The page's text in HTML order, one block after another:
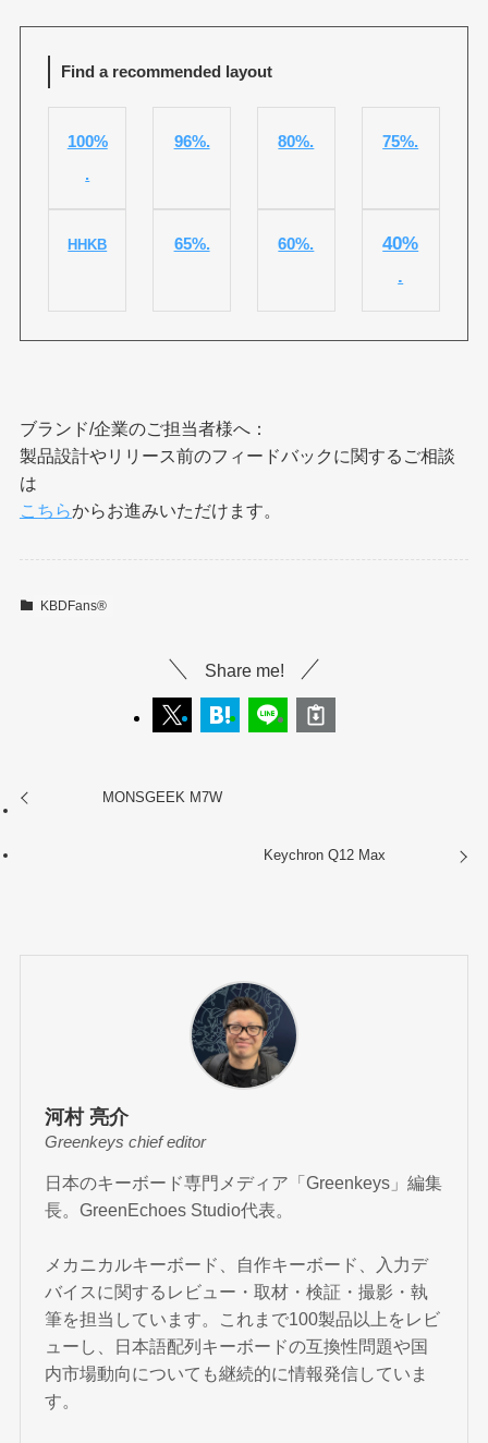
Find a recommended layout
100%
.
96%. 80%. 75%.
HHKB 65%. 60%.
40%
.
ブランド/企業のご担当者様へ：
製品設計やリリース前のフィードバックに関するご相談
は
こちらからお進みいただけます。
KBDFans®︎
Share me!
MONSGEEK M7W
Keychron Q12 Max
河村 亮介
Greenkeys chief editor
日本のキーボード専門メディア「Greenkeys」編集
長。GreenEchoes Studio代表。
メカニカルキーボード、自作キーボード、入力デ
バイスに関するレビュー・取材・検証・撮影・執
筆を担当しています。これまで100製品以上をレビ
ューし、日本語配列キーボードの互換性問題や国
内市場動向についても継続的に情報発信していま
す。